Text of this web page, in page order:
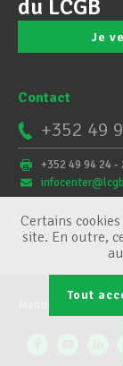
du LCGB
Je
Contact
+352 49
+352 49 94 24 -
Certains
site. En outre,
Tout